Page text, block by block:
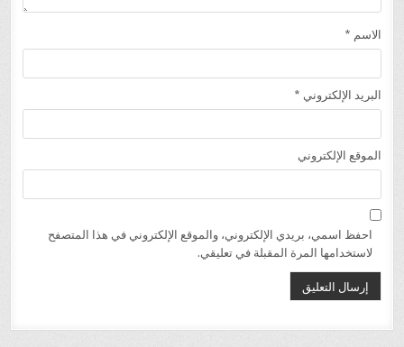
الاسم *
البريد الإلكتروني *
الموقع الإلكتروني
احفظ اسمي، بريدي الإلكتروني، والموقع الإلكتروني في هذا المتصفح
لاستخدامها المرة المقبلة في تعليقي.